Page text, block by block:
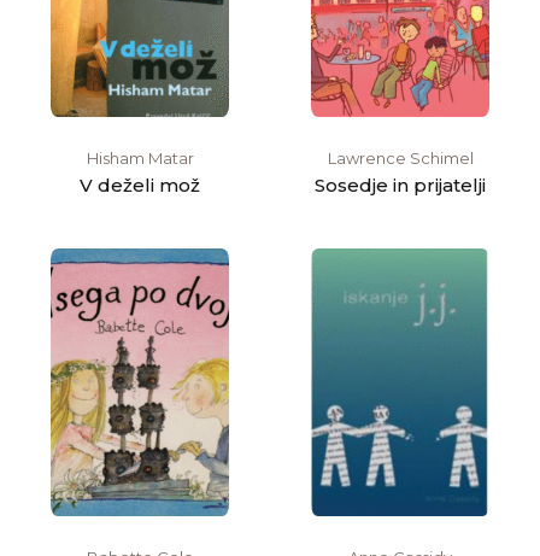
Hisham Matar
V deželi mož
Lawrence Schimel
Sosedje in prijatelji